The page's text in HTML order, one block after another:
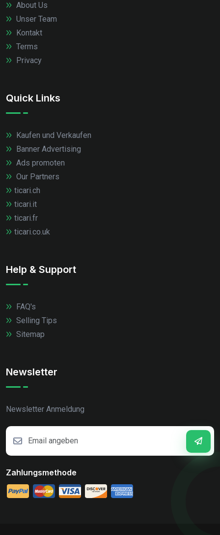
About Us
Unser Team
Kontakt
Terms
Privacy
Quick Links
Kaufen und Verkaufen
Banner Advertising
Ads promoten
Our Partners
ticari.ch
ticari.it
ticari.fr
ticari.co.uk
Help & Support
FAQ's
Selling Tips
Sitemap
Newsletter
Newsletter Anmeldung
Zahlungsmethode